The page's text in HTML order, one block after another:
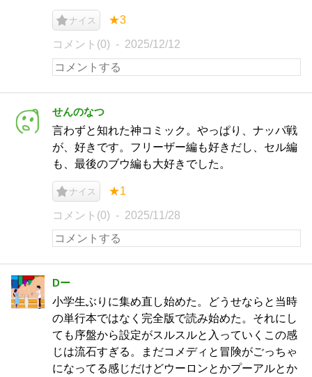
ナイス ★3
コメント(0) 2025/12/12
せんのなつ
言わずと知れた神コミック。やっぱり、ナッパ戦
が、好きです。フリーザー編も好きだし、セル編
も、最後のブウ編も大好きでした。
ナイス ★1
コメント(0) 2025/11/28
Dー
小学生ぶりに集め直し始めた。どうせならと当時
の単行本ではなく完全版で読み始めた。それにし
ても序盤から設定がスルスルと入っていくこの感
じは流石すぎる。まだコメディと冒険がごっちゃ
になってる感じだけどウーロンとかプーアルとか